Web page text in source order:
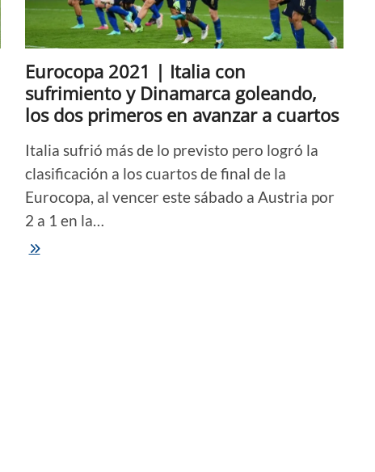
por
Suiza
Eurocopa 2021 | Italia con
sufrimiento y Dinamarca goleando,
los dos primeros en avanzar a cuartos
Italia sufrió más de lo previsto pero logró la
clasificación a los cuartos de final de la
Eurocopa, al vencer este sábado a Austria por
2 a 1 en la…
Eurocopa